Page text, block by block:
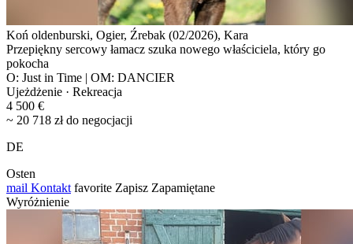
Koń oldenburski, Ogier, Źrebak (02/2026), Kara
Przepiękny sercowy łamacz szuka nowego właściciela, który go
pokocha
O: Just in Time | OM: DANCIER
Ujeżdżenie · Rekreacja
4 500 €
~ 20 718 zł do negocjacji
DE
Osten
mail Kontakt favorite Zapisz Zapamiętane
Wyróżnienie